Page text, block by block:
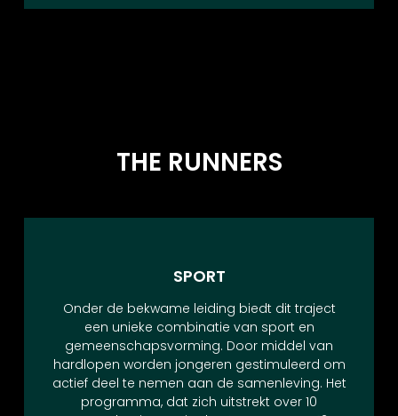
SPORT
Onder de bekwame leiding biedt dit traject
een unieke combinatie van sport en
gemeenschapsvorming. Door middel van
hardlopen worden jongeren gestimuleerd om
actief deel te nemen aan de samenleving. Het
programma, dat zich uitstrekt over 10
THE RUNNERS